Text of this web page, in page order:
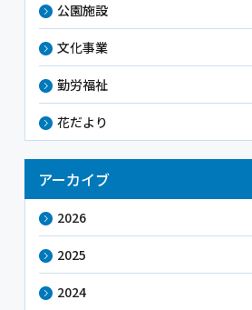
公園施設
文化事業
勤労福祉
花だより
アーカイブ
2026
2025
2024